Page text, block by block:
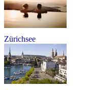
Zürichsee